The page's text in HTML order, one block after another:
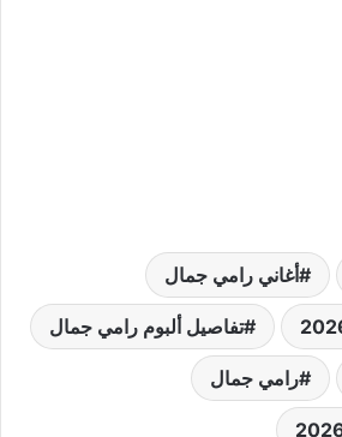
أغاني رامي جمال
تفاصيل ألبوم رامي جمال
رامي جمال